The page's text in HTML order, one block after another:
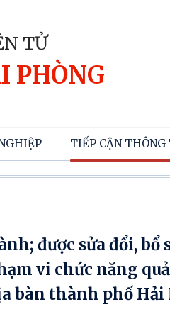
TỬ
PHÒNG
TIẾP CẬN THÔNG
được sửa đổi, bổ
vi chức năng
bàn thành phố Hải